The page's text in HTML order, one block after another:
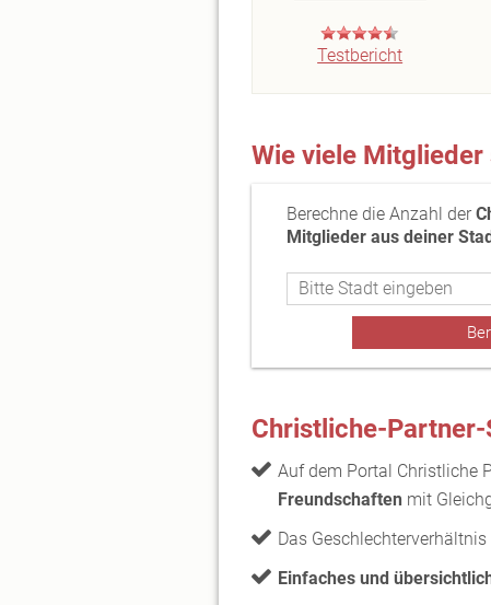
Testbericht
Wie viele Mitglieder
Berechne die Anzahl der
Mitglieder aus deiner
Christliche-
Auf dem Portal Christliche
Freundschaften mit
Das
Einfaches und